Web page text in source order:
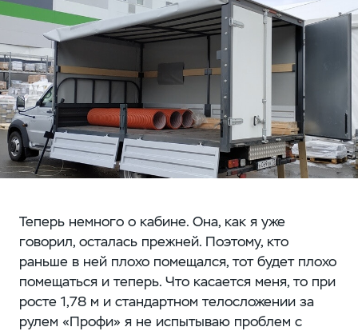
Теперь немного о кабине. Она, как я уже
говорил, осталась прежней. Поэтому, кто
раньше в ней плохо помещался, тот будет плохо
помещаться и теперь. Что касается меня, то при
росте 1,78 м и стандартном телосложении за
рулем «Профи» я не испытываю проблем с